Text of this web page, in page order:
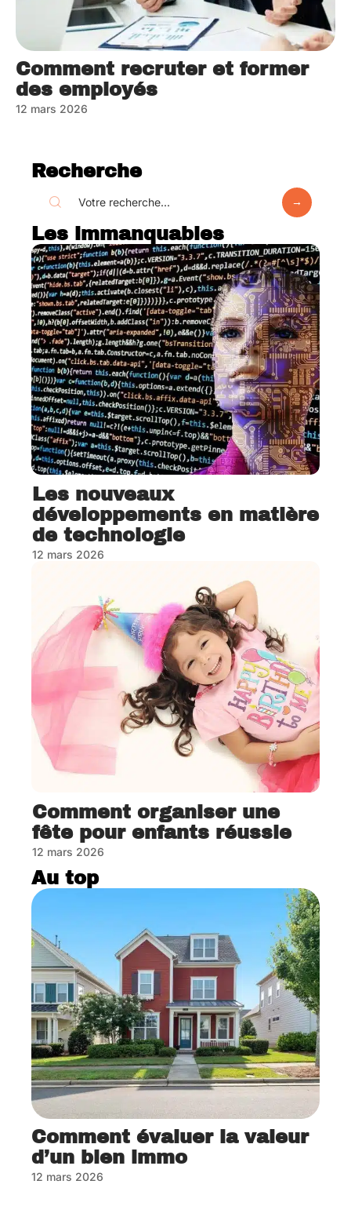
Comment recruter et former
des employés
12 mars 2026
Recherche
Les immanquables
Les nouveaux
développements en matière
de technologie
12 mars 2026
Comment organiser une
fête pour enfants réussie
12 mars 2026
Au top
Comment évaluer la valeur
d’un bien immo
12 mars 2026